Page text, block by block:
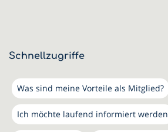
Schnellzugriffe
Was sind meine Vorteile als Mitglied?
Ich möchte laufend informiert werden